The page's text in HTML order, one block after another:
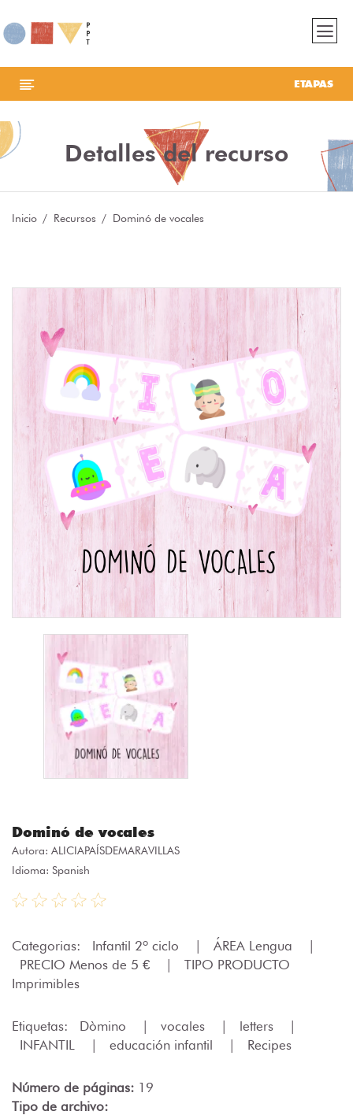
ETAPAS
Detalles del recurso
Inicio Recursos Dominó de vocales
Dominó de vocales
Autora: ALICIAPAÍSDEMARAVILLAS
Idioma: Spanish
Categorias: Infantil 2º ciclo | ÁREA Lengua
|
PRECIO Menos de 5 €
|
TIPO PRODUCTO
Imprimibles
Etiquetas: Dòmino | vocales | letters
|
INFANTIL
| educación infantil | Recipes
Número de páginas: 19
Tipo de archivo: